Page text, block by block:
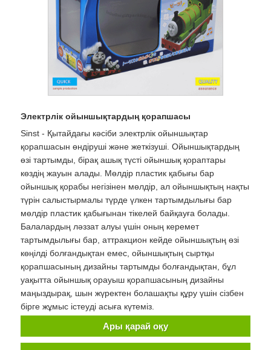
Электрлік ойыншықтардың қорапшасы
Sinst - Қытайдағы кәсіби электрлік ойыншықтар
қорапшасын өндіруші және жеткізуші. Ойыншықтардың
өзі тартымды, бірақ ашық түсті ойыншық қораптары
көздің жауын алады. Мөлдір пластик қабығы бар
ойыншық қорабы негізінен мөлдір, ал ойыншықтың нақты
түрін салыстырмалы түрде үлкен тартымдылығы бар
мөлдір пластик қабығынан тікелей байқауға болады.
Балалардың ләззат алуы үшін оның керемет
тартымдылығы бар, аттракцион кейде ойыншықтың өзі
көңілді болғандықтан емес, ойыншықтың сыртқы
қорапшасының дизайны тартымды болғандықтан, бұл
уақытта ойыншық орауыш қорапшасының дизайны
маңыздырақ, шын жүректен болашақты құру үшін сізбен
бірге жұмыс істеуді асыға күтеміз.
Ары қарай оқу